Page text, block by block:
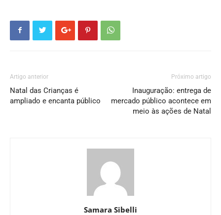
Artigo anterior
Natal das Crianças é
ampliado e encanta público
Próximo artigo
Inauguração: entrega de
mercado público acontece em
meio às ações de Natal
Samara Sibelli